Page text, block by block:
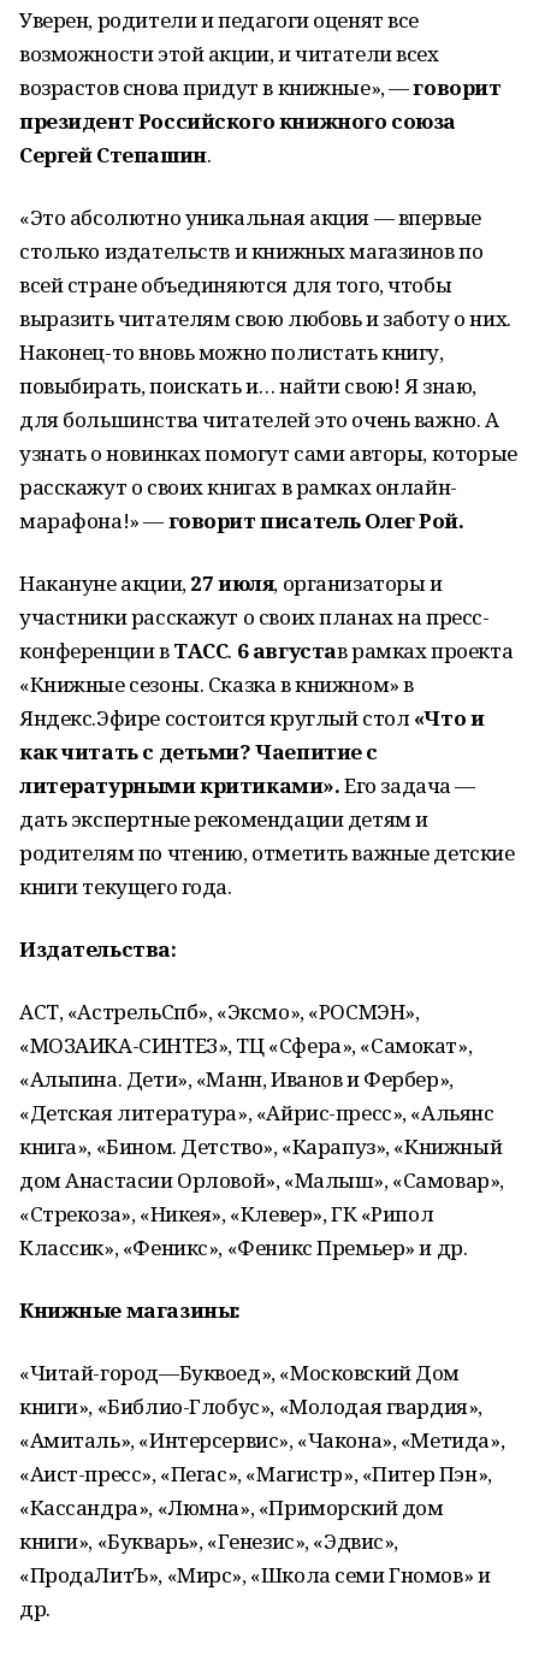
Уверен, родители и педагоги оценят все
возможности этой акции, и читатели всех
возрастов снова придут в книжные», —говорит
президент Российского книжного союза
Сергей Степашин.
«Это абсолютно уникальная акция — впервые
столько издательств и книжных магазинов по
всей стране объединяются для того, чтобы
выразить читателям свою любовь и заботу о них.
Наконец-то вновь можно полистать книгу,
повыбирать, поискать и… найти свою! Я знаю,
для большинства читателей это очень важно. А
узнать о новинках помогут сами авторы, которые
расскажут о своих книгах в рамках онлайн-
марафона!» —говорит писатель Олег Рой.
Накануне акции,27 июля, организаторы и
участники расскажут о своих планах на пресс-
конференции вТАСС. 6 августав рамках проекта
«Книжные сезоны. Сказка в книжном» в
Яндекс.Эфире состоится круглый стол«Что и
как читать с детьми? Чаепитие с
литературными критиками».Его задача —
дать экспертные рекомендации детям и
родителям по чтению, отметить важные детские
книги текущего года.
Издательства:
АСТ, «АстрельСпб», «Эксмо», «РОСМЭН»,
«МОЗАИКА-СИНТЕЗ», ТЦ «Сфера», «Самокат»,
«Альпина. Дети», «Манн, Иванов и Фербер»,
«Детская литература», «Айрис-пресс», «Альянс
книга», «Бином. Детство», «Карапуз», «Книжный
дом Анастасии Орловой», «Малыш», «Самовар»,
«Стрекоза», «Никея», «Клевер», ГК «Рипол
Классик», «Феникс», «Феникс Премьер» и др.
Книжные магазины:
«Читай-город—Буквоед», «Московский Дом
книги», «Библио-Глобус», «Молодая гвардия»,
«Амиталь», «Интерсервис», «Чакона», «Метида»,
«Аист-пресс», «Пегас», «Магистр», «Питер Пэн»,
«Кассандра», «Люмна», «Приморский дом
книги», «Букварь», «Генезис», «Эдвис»,
«ПродаЛитЪ», «Мирс», «Школа семи Гномов» и
др.